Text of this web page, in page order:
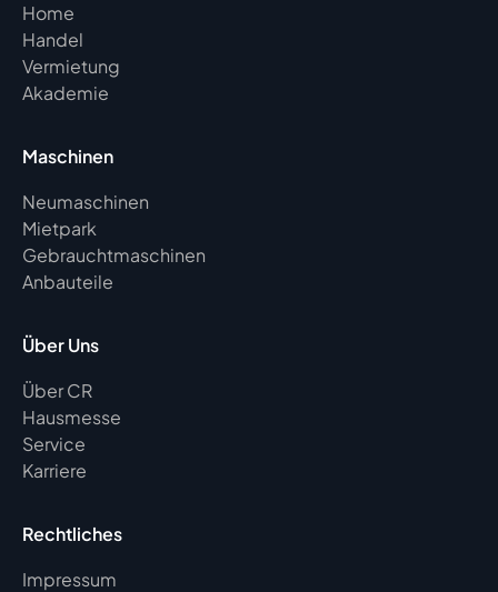
Home
Handel
Vermietung
Akademie
Maschinen
Neumaschinen
Mietpark
Gebrauchtmaschinen
Anbauteile
Über Uns
Über CR
Hausmesse
Service
Karriere
Rechtliches
Impressum